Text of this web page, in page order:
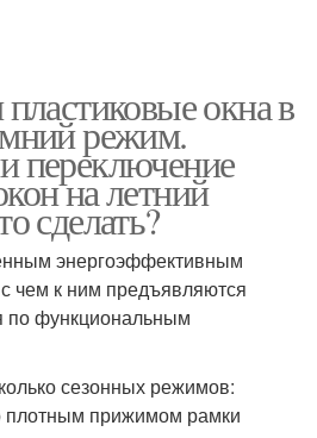
окна в
режим.
переключение
на летний
сделать?
энергоэффективным
чем к ним предъявляются
по функциональным
сезонных режимов:
плотным прижимом рамки